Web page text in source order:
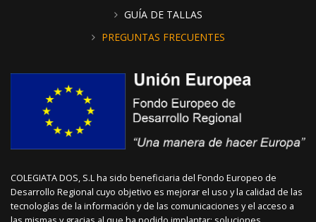
GUÍA DE TALLAS
PREGUNTAS FRECUENTES
COLEGIATA DOS, S.L ha sido beneficiaria del Fondo Europeo de
Desarrollo Regional cuyo objetivo es mejorar el uso y la calidad de las
tecnologías de la información y de las comunicaciones y el acceso a